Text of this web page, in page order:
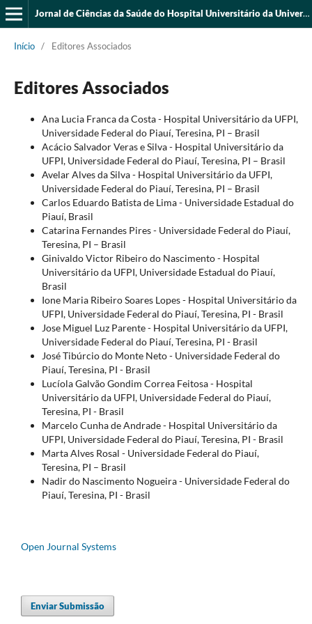
Jornal de Ciências da Saúde do Hospital Universitário da Universidade Federal do Piauí
Início / Editores Associados
Editores Associados
Ana Lucia Franca da Costa - Hospital Universitário da UFPI,
Universidade Federal do Piauí, Teresina, PI – Brasil
Acácio Salvador Veras e Silva - Hospital Universitário da
UFPI, Universidade Federal do Piauí, Teresina, PI – Brasil
Avelar Alves da Silva - Hospital Universitário da UFPI,
Universidade Federal do Piauí, Teresina, PI – Brasil
Carlos Eduardo Batista de Lima - Universidade Estadual do
Piauí, Brasil
Catarina Fernandes Pires - Universidade Federal do Piauí,
Teresina, PI – Brasil
Ginivaldo Victor Ribeiro do Nascimento - Hospital
Universitário da UFPI, Universidade Estadual do Piauí,
Brasil
Ione Maria Ribeiro Soares Lopes - Hospital Universitário da
UFPI, Universidade Federal do Piauí, Teresina, PI - Brasil
Jose Miguel Luz Parente - Hospital Universitário da UFPI,
Universidade Federal do Piauí, Teresina, PI - Brasil
José Tibúrcio do Monte Neto - Universidade Federal do
Piauí, Teresina, PI - Brasil
Lucíola Galvão Gondim Correa Feitosa - Hospital
Universitário da UFPI, Universidade Federal do Piauí,
Teresina, PI - Brasil
Marcelo Cunha de Andrade - Hospital Universitário da
UFPI, Universidade Federal do Piauí, Teresina, PI - Brasil
Marta Alves Rosal - Universidade Federal do Piauí,
Teresina, PI – Brasil
Nadir do Nascimento Nogueira - Universidade Federal do
Piauí, Teresina, PI - Brasil
Open Journal Systems
Enviar Submissão